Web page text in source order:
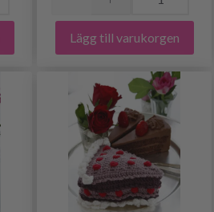
Lägg till varukorgen